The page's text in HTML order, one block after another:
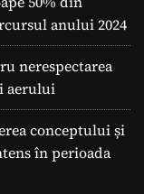
anului 2024
nerespectarea
aerului
conceptului și
în perioada